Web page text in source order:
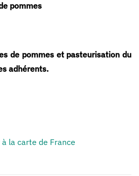
pommes
de pommes et pasteurisation du
adhérents.
à la carte de France